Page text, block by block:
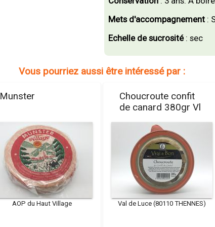
Mets d'accompagnement :
Echelle de sucrosité: sec
Vous pourriez aussi être intéressé par :
Munster
AOP du Haut Village
Choucroute confit
de canard 380gr Vl
Val de Luce (80110 THENNES)